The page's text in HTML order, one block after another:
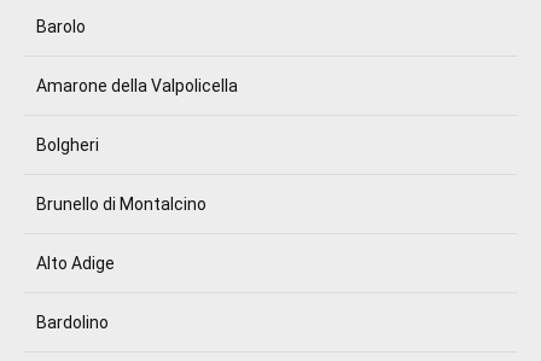
Barolo
Amarone della Valpolicella
Bolgheri
Brunello di Montalcino
Alto Adige
Bardolino